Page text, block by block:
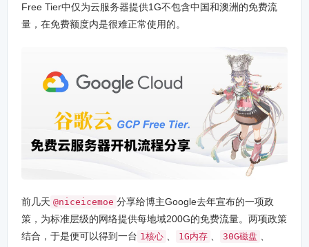
Free Tier中仅为云服务器提供1G不包含中国和澳洲的免费流
量，在免费额度内是很难正常使用的。
前几天 @niceicemoe 分享给博主Google去年宣布的一项政
策，为标准层级的网络提供每地域200G的免费流量。两项政策
结合，于是便可以得到一台 1核心 1G内存 30G磁盘